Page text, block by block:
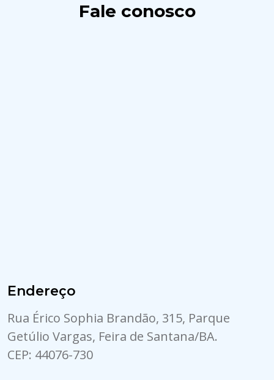
Fale conosco
Endereço
Rua Érico Sophia Brandão, 315, Parque
Getúlio Vargas, Feira de Santana/BA.
CEP: 44076-730